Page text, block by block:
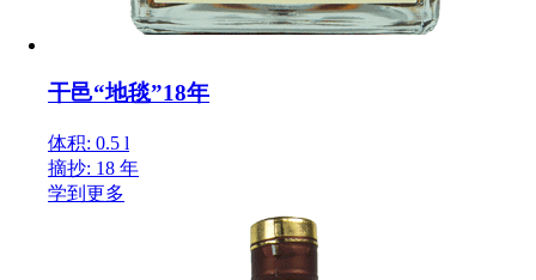
干邑“地毯”18年
体积: 0.5 l
摘抄: 18 年
学到更多